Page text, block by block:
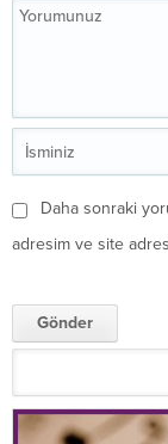
Daha sonraki
adresim ve site